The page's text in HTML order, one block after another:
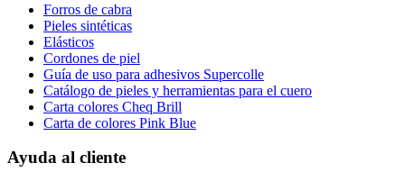
Forros de cabra
Pieles sintéticas
Elásticos
Cordones de piel
Guía de uso para adhesivos Supercolle
Catálogo de pieles y herramientas para el cuero
Carta colores Cheq Brill
Carta de colores Pink Blue
Ayuda al cliente